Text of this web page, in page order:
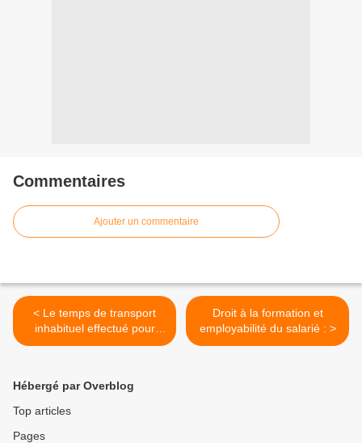
Commentaires
Ajouter un commentaire
< Le temps de transport
inhabituel effectué pour
remplir une fonction
travail :
Droit à la formation et
employabilité du salarié : >
Hébergé par Overblog
Top articles
Pages